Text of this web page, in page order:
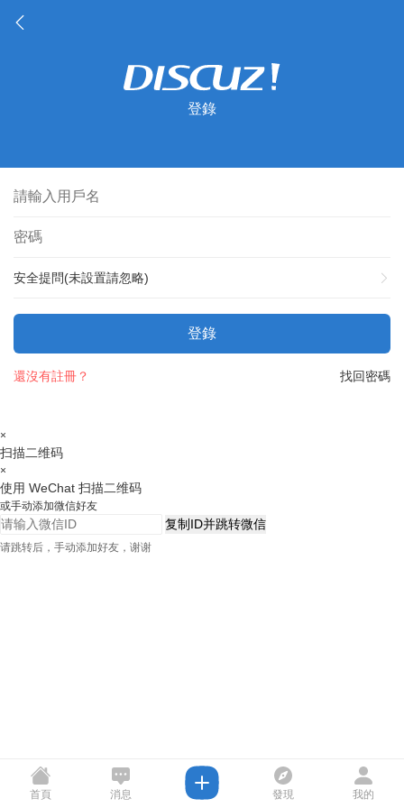
登錄
安全提問(未設置請忽略)
登錄
找回密碼
還沒有註冊？
×
扫描二维码
×
使用 WeChat 扫描二维码
或手动添加微信好友
复制ID并跳转微信
请跳转后，手动添加好友，谢谢
首頁 消息 發現 我的